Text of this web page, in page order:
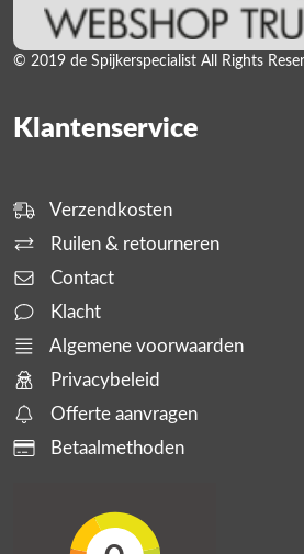
© 2019 de Spijkerspecialist All Rights
Klantenservice
Verzendkosten
Ruilen & retourneren
Contact
Klacht
Algemene voorwaarden
Privacybeleid
Offerte aanvragen
Betaalmethoden